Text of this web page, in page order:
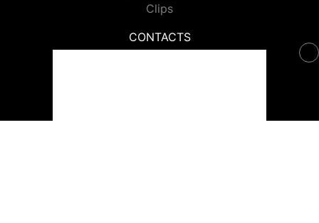
Clips
CONTACTS
Contacter Generations